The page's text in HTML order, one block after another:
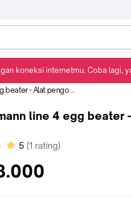
- Alat pengocok telur
line 4 egg beater
bintang
5 (1 rating)
koneksi internetmu. Coba lagi,